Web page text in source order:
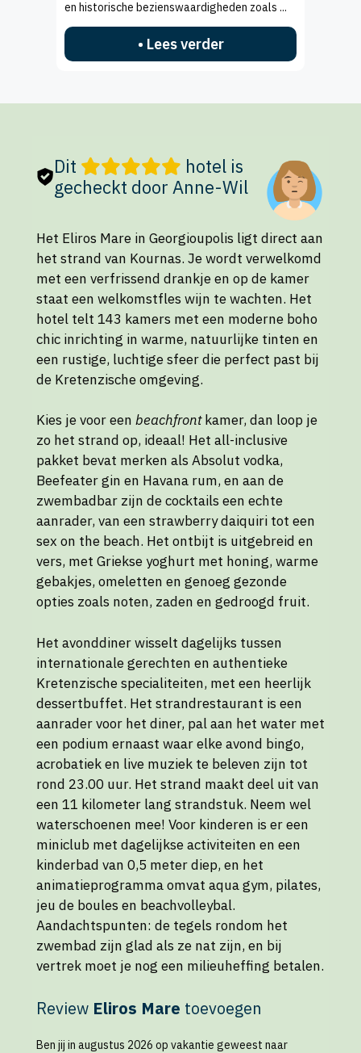
en historische bezienswaardigheden zoals ...
• Lees verder
Dit
hotel is
gecheckt door Anne-Wil
Het Eliros Mare in Georgioupolis ligt direct aan
het strand van Kournas. Je wordt verwelkomd
met een verfrissend drankje en op de kamer
staat een welkomstfles wijn te wachten. Het
hotel telt 143 kamers met een moderne boho
chic inrichting in warme, natuurlijke tinten en
een rustige, luchtige sfeer die perfect past bij
de Kretenzische omgeving.
Kies je voor een beachfrontkamer, dan loop je
zo het strand op, ideaal! Het all-inclusive
pakket bevat merken als Absolut vodka,
Beefeater gin en Havana rum, en aan de
zwembadbar zijn de cocktails een echte
aanrader, van een strawberry daiquiri tot een
sex on the beach. Het ontbijt is uitgebreid en
vers, met Griekse yoghurt met honing, warme
gebakjes, omeletten en genoeg gezonde
opties zoals noten, zaden en gedroogd fruit.
Het avonddiner wisselt dagelijks tussen
internationale gerechten en authentieke
Kretenzische specialiteiten, met een heerlijk
dessertbuffet. Het strandrestaurant is een
aanrader voor het diner, pal aan het water met
een podium ernaast waar elke avond bingo,
acrobatiek en live muziek te beleven zijn tot
rond 23.00 uur. Het strand maakt deel uit van
een 11 kilometer lang strandstuk. Neem wel
waterschoenen mee! Voor kinderen is er een
miniclub met dagelijkse activiteiten en een
kinderbad van 0,5 meter diep, en het
animatieprogramma omvat aqua gym, pilates,
jeu de boules en beachvolleybal.
Aandachtspunten: de tegels rondom het
zwembad zijn glad als ze nat zijn, en bij
vertrek moet je nog een milieuheffing betalen.
Review Eliros Mare toevoegen
Ben jij in augustus 2026 op vakantie geweest naar